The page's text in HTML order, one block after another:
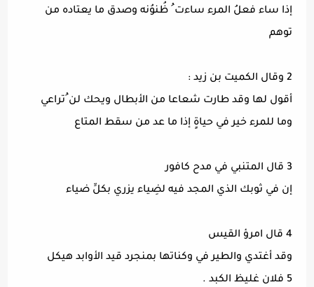
إذا ساء فعلُ المرء ساءت ُ ظُنوُنه وصدق ما يعتاده من
توهم
2 وقال الكميت بن زيد :
أقول لها وقد طارت شعاعا من الأبطال ويحك لن ُتراعي
وما للمرء خير في حياةٍ إذا ما عد من سقط المتاع
3 قال المتنبي في مدح كافور
إن في ثوبك الذي المجد فيه لضِياء يزري بكلِّ ضياء
4 قال امرؤ القيس
وقد أغتدي والطير في وكناتها بمنجرد قيد الأوابد هيكل
5 فلان غليظ الكبد .